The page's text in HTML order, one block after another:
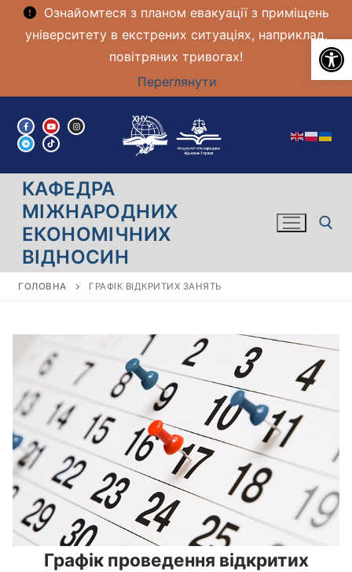
Ознайомтеся з планом евакуації з приміщень
університету в екстрених ситуаціях, наприклад,
повітряних тривогах!
Переглянути
вмісту
КАФЕДРА
МІЖНАРОДНИХ
ЕКОНОМІЧНИХ
ВІДНОСИН
Пошук:
ГОЛОВНА ГРАФІК ВІДКРИТИХ ЗАНЯТЬ
Графік проведення відкритих